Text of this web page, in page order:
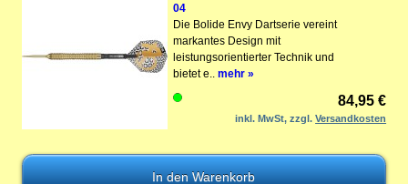
04
Die Bolide Envy Dartserie vereint
markantes Design mit
leistungsorientierter Technik und
bietet e.. mehr »
84,95 €
inkl. MwSt, zzgl.Versandkosten